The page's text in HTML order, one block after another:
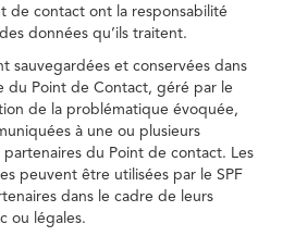
de contact ont la responsabilité
données qu’ils traitent.
sauvegardées et conservées dans
du Point de Contact, géré par le
de la problématique évoquée,
à une ou plusieurs
du Point de contact. Les
peuvent être utilisées par le SPF
dans le cadre de leurs
ou légales.